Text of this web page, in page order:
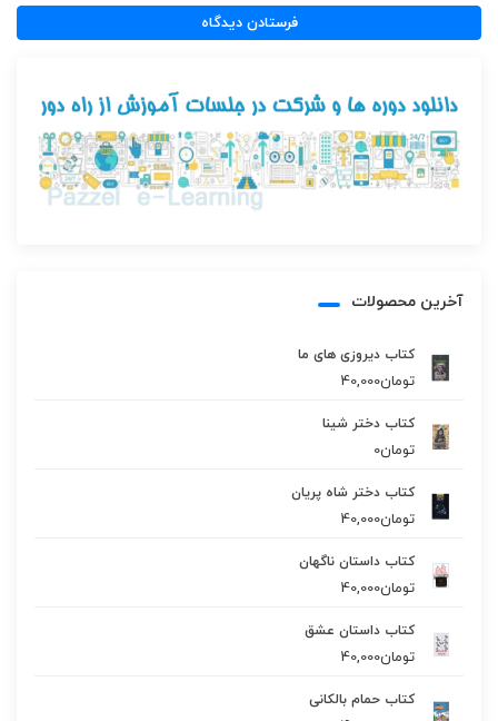
آخرین محصولات
کتاب دیروزی های ما
تومان40,000
کتاب دختر شینا
تومان0
کتاب دختر شاه پریان
تومان40,000
کتاب داستان ناگهان
تومان40,000
کتاب داستان عشق
تومان40,000
کتاب حمام بالکانی